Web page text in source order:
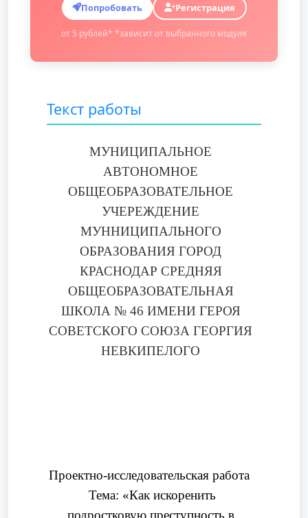
Попробовать Регистрация
от 5 рублей* *зависит от выбранного модуля
Текст работы
МУНИЦИПАЛЬНОЕ
АВТОНОМНОЕ
ОБЩЕОБРАЗОВАТЕЛЬНОЕ
УЧЕРЕЖДЕНИЕ
МУННИЦИПАЛЬНОГО
ОБРАЗОВАНИЯ ГОРОД
КРАСНОДАР СРЕДНЯЯ
ОБЩЕОБРАЗОВАТЕЛЬНАЯ
ШКОЛА № 46 ИМЕНИ ГЕРОЯ
СОВЕТСКОГО СОЮЗА ГЕОРГИЯ
НЕВКИПЕЛОГО
Проектно-исследовательская работа
Тема: «Как искоренить
подростковую преступность в